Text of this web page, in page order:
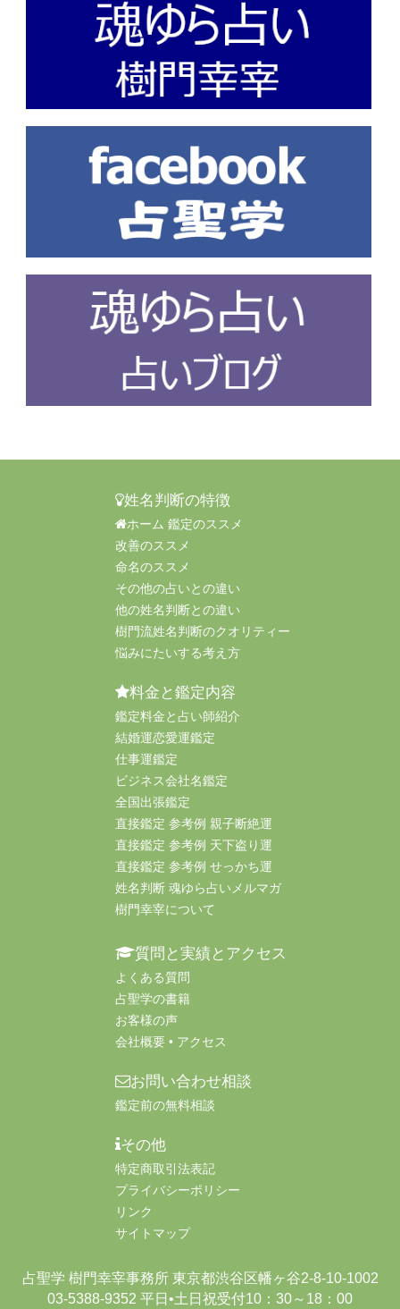
姓名判断の特徴
ホーム 鑑定のススメ
改善のススメ
命名のススメ
その他の占いとの違い
他の姓名判断との違い
樹門流姓名判断のクオリティー
悩みにたいする考え方
料金と鑑定内容
鑑定料金と占い師紹介
結婚運恋愛運鑑定
仕事運鑑定
ビジネス会社名鑑定
全国出張鑑定
直接鑑定 参考例 親子断絶運
直接鑑定 参考例 天下盗り運
直接鑑定 参考例 せっかち運
姓名判断 魂ゆら占いメルマガ
樹門幸宰について
質問と実績とアクセス
よくある質問
占聖学の書籍
お客様の声
会社概要 • アクセス
お問い合わせ相談
鑑定前の無料相談
その他
特定商取引法表記
プライバシーポリシー
リンク
サイトマップ
占聖学 樹門幸宰事務所 東京都渋谷区幡ヶ谷2-8-10-1002
03-5388-9352 平日•土日祝受付10：30～18：00